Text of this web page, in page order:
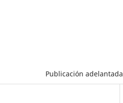
Publicación adelantada